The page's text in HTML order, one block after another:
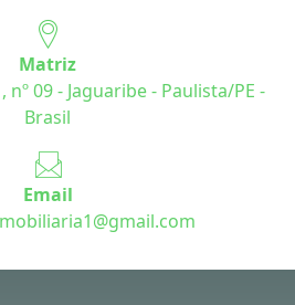
Matriz
nº 09 - Jaguaribe - Paulista/PE -
Brasil
Email